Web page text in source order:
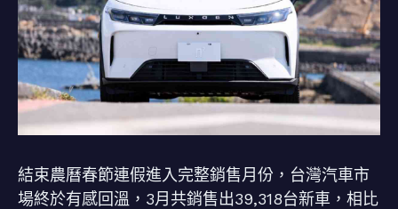
結束農曆春節連假進入完整銷售月份，台灣汽車市
場終於有感回溫，3月共銷售出39,318台新車，相比